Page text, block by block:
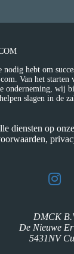
nodig hebt om
Van het
onderneming, wij
slagen in de
diensten op
DMCK
De Nieuwe
5431NV